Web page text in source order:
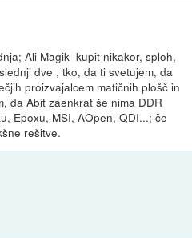
Ali Magik- kupit nikakor, sploh,
dve , tko, da ti svetujem, da
proizvajalcem matičnih plošč in
da Abit zaenkrat še nima DDR
Epoxu, MSI, AOpen, QDI...; če
rešitve.